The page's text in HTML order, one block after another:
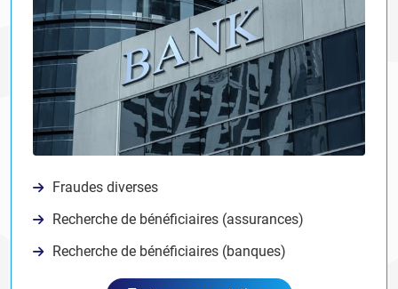
Fraudes diverses
Recherche de bénéficiaires (assurances)
Recherche de bénéficiaires (banques)